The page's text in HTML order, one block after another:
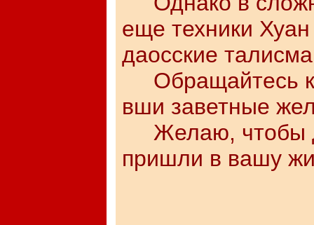
еще техники
даосские
Обращайтесь к
вши заветные
Желаю, чтобы
пришли в вашу